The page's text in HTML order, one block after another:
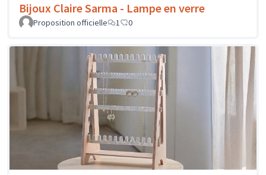
Bijoux Claire Sarma - Lampe en verre
Proposition officielle 1 0